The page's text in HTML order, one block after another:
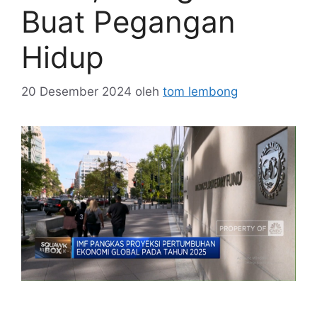
Buat Pegangan
Hidup
20 Desember 2024 oleh tom lembong